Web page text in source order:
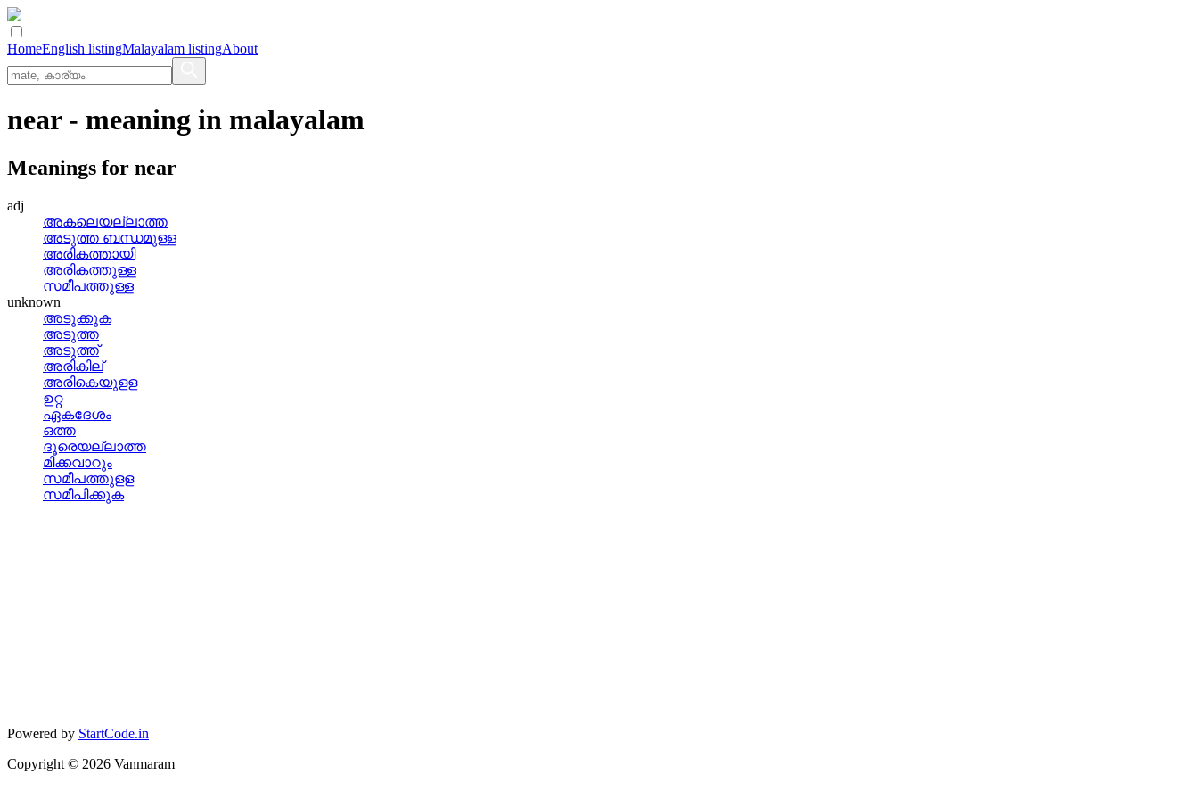
HomeEnglish listingMalayalam listingAbout
near- meaning in malayalam
Meanings for near
adj
അകലെയല്ലാത്ത
അടുത്ത ബന്ധമുള്ള
അരികത്തായി
അരികത്തുള്ള
സമീപത്തുള്ള
unknown
അടുക്കുക
അടുത്ത
അടുത്ത്
അരികില്
അരികെയുളള
ഉറ്റ
ഏകദേശം
ഒത്ത
ദൂരെയല്ലാത്ത
മിക്കവാറും
സമീപത്തുളള
സമീപിക്കുക
Powered by StartCode.in
Copyright © 2026 Vanmaram